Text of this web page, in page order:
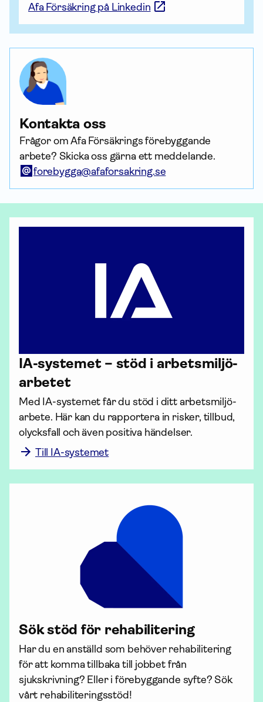
Afa Försäkring på Linkedin
Kontakta oss
Frågor om Afa Försäkrings förebyggande
arbete? Skicka oss gärna ett meddelande.
forebygga@afaforsakring.se
IA-systemet – stöd i arbets­miljö­
arbetet
Med IA-systemet får du stöd i ditt arbets­miljö­
arbete. Här kan du rapportera in risker, tillbud,
olycksfall och även positiva händelser.
Till IA-systemet
Sök stöd för rehabilitering
Har du en anställd som behöver rehabilitering
för att komma tillbaka till jobbet från
sjukskrivning? Eller i förebyggande syfte? Sök
vårt rehabili­terings­stöd!